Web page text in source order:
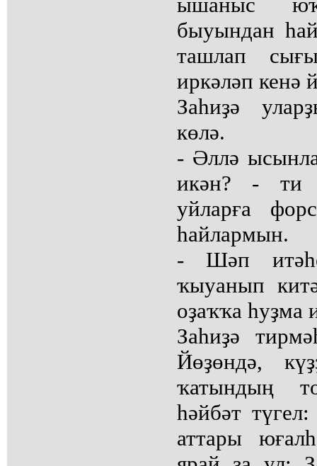
быуындан
ташлап
иркәләп кенә
Заһиҙә
көлә.
- Әллә
икән? - ти
уйларға
һайлармын.
- Шәп
ҡыуанып
оҙаҡҡа һуҙма
Заһиҙә
Йөҙөндә,
ҡатындың
һәйбәт
аттары